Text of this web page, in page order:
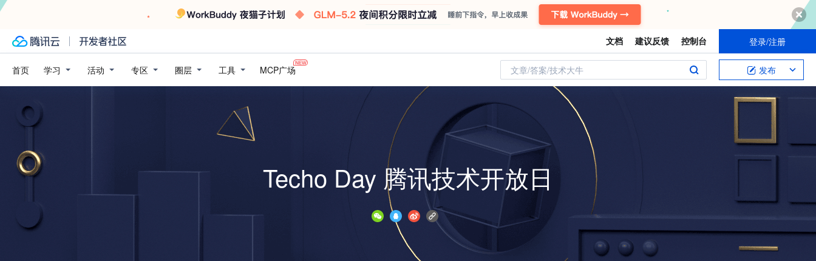
文档 建议反馈 控制台 登录/注册
首页 学习 活动 专区 圈层 工具 MCP广场 文章/答案/技术大牛 发布
Techo Day 腾讯技术开放日